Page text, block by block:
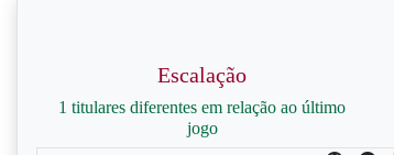
Escalação
1 titulares diferentes em relação ao último
jogo